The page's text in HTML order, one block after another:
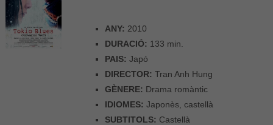
ANY: 2010
DURACIÓ: 133 min.
PAIS: Japó
DIRECTOR: Tran Anh Hung
GÈNERE: Drama romàntic
IDIOMES: Japonès, castellà
SUBTITOLS: Castellà